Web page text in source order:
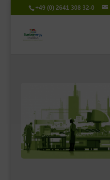
+49 (0) 2641 308 32-0